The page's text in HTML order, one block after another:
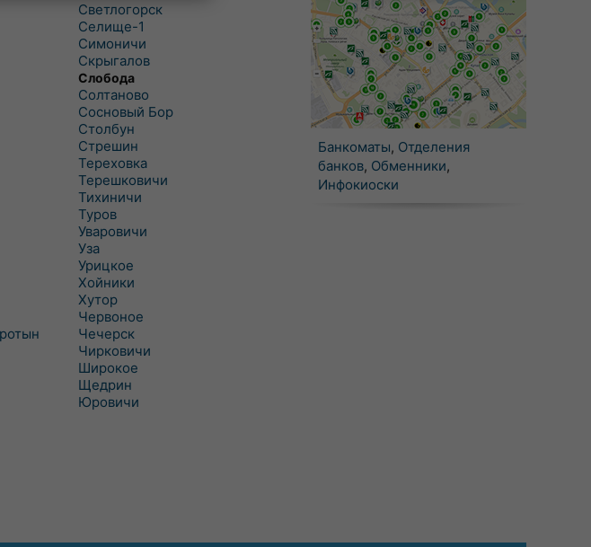
Светлогорск
Селище-1
Симоничи
Скрыгалов
Слобода
Солтаново
Сосновый Бор
Столбун
Стрешин
Тереховка
Терешковичи
Тихиничи
Туров
Уваровичи
Уза
Урицкое
Хойники
Хутор
Червоное
Чечерск
Чирковичи
Широкое
Щедрин
Юровичи
Банкоматы, Отделения
банков, Обменники,
Инфокиоски